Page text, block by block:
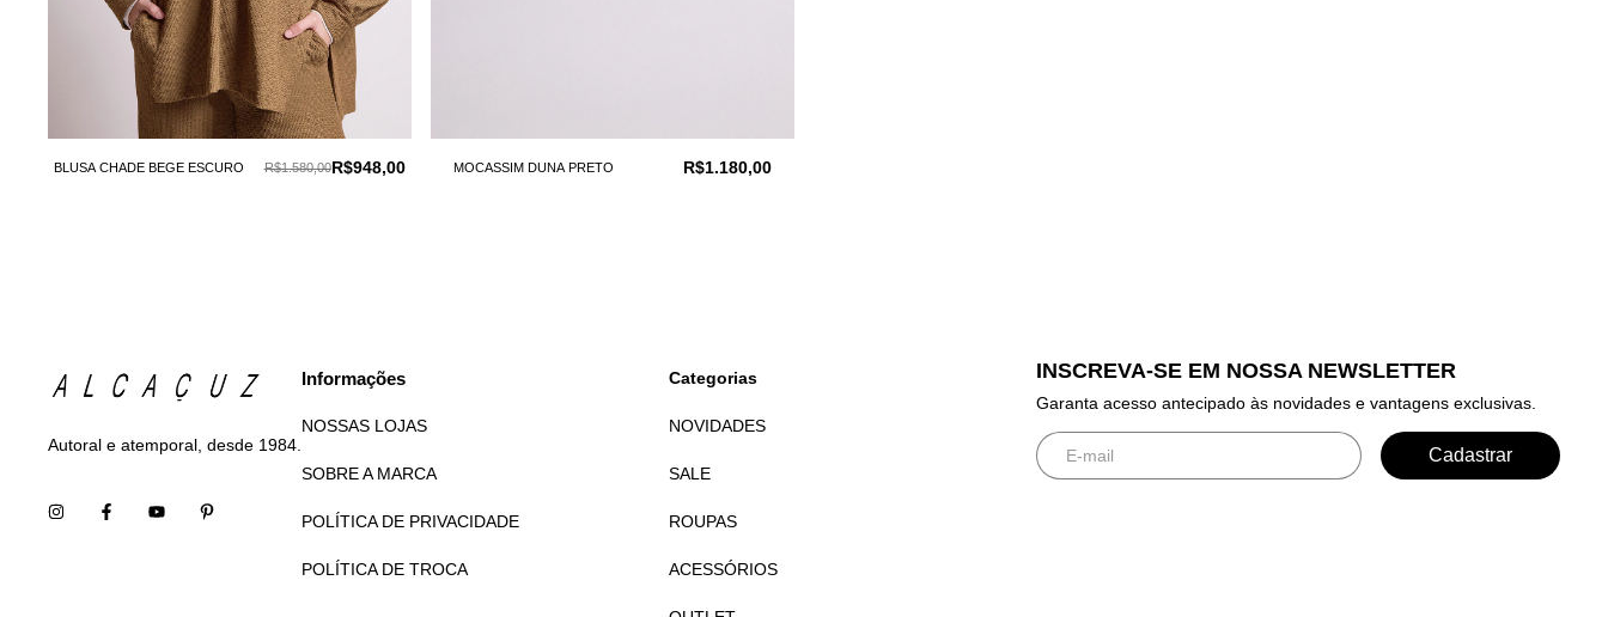
BLUSA CHADE BEGE ESCURO R$948,00
R$1.580,00 MOCASSIM DUNA PRETO R$1.180,00
Autoral e atemporal, desde 1984.
Informações
NOSSAS LOJAS
SOBRE A MARCA
POLÍTICA DE PRIVACIDADE
POLÍTICA DE TROCA
Categorias
NOVIDADES
SALE
ROUPAS
ACESSÓRIOS
INSCREVA-SE EM NOSSA NEWSLETTER
Garanta acesso antecipado às novidades e vantagens exclusivas.